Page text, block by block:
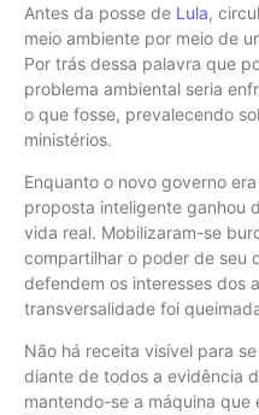
Antes da posse de Lula,
meio ambiente por meio de
Por trás dessa palavra que
problema ambiental seria
o que fosse, prevalecendo
ministérios.
Enquanto o novo governo
proposta inteligente ganhou
vida real. Mobilizaram-se
compartilhar o poder de seu
defendem os interesses dos
transversalidade foi
Não há receita visível para
diante de todos a evidência
mantendo-se a máquina que